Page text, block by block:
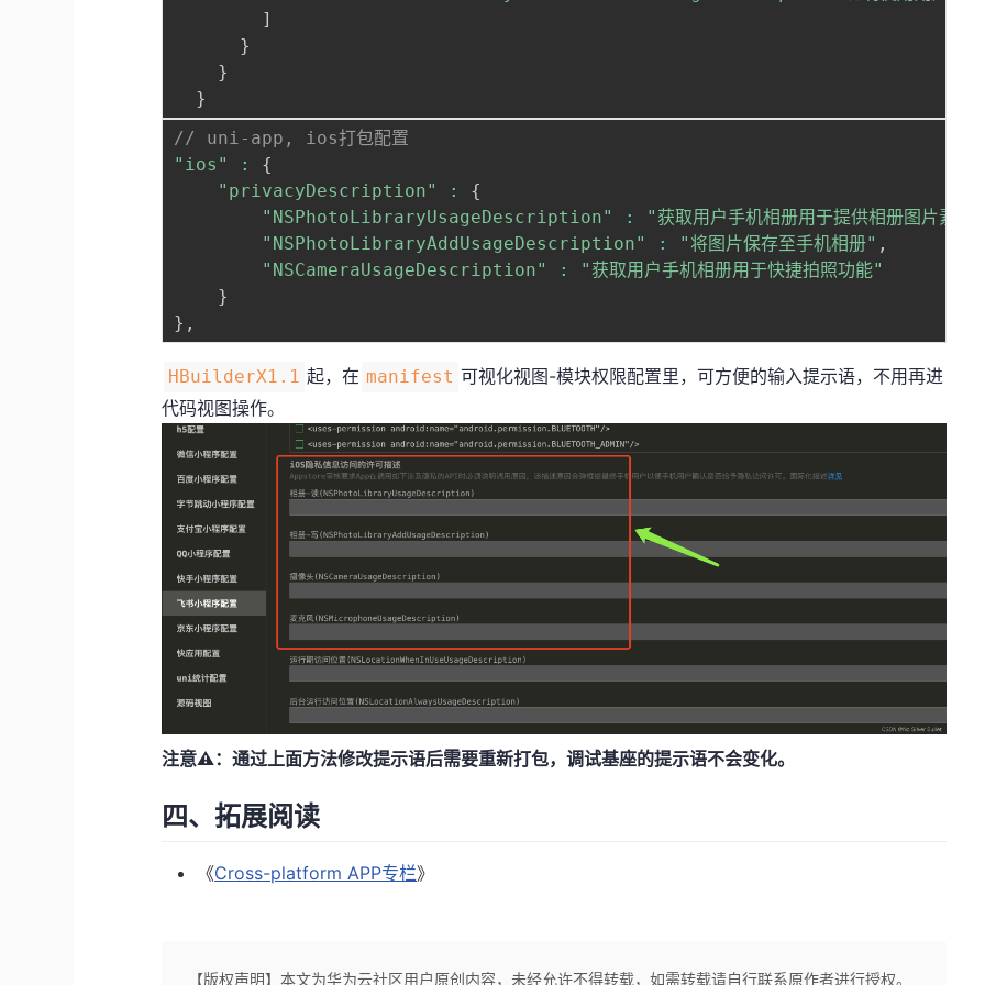
]
}
}
}
// uni-app, ios打包配置
"ios"
:
{
"privacyDescription"
:
{
"NSPhotoLibraryUsageDescription"
:
"获取用户手机相册用于提供相册图片素材"
"NSPhotoLibraryAddUsageDescription"
: "将图片保存至手机相册" ,
"NSCameraUsageDescription"
:
"获取用户手机相册用于快捷拍照功能"
}
} ,
HBuilderX1.1 起，在 manifest 可视化视图-模块权限配置里，可方便的输入提示语，不用再进
代码视图操作。
注意⚠️：通过上面方法修改提示语后需要重新打包，调试基座的提示语不会变化。
四、拓展阅读
《Cross-platform APP专栏》
【版权声明】本文为华为云社区用户原创内容，未经允许不得转载，如需转载请自行联系原作者进行授权。